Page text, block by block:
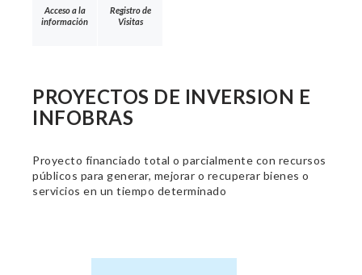
Acceso a la
información
Registro de
Visitas
PROYECTOS DE INVERSION E
INFOBRAS
Proyecto financiado total o parcialmente con recursos
públicos para generar, mejorar o recuperar bienes o
servicios en un tiempo determinado